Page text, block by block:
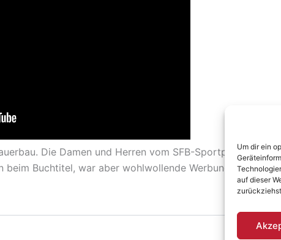
Um dir ein
auf dieser
Die Damen und Herren vom SFB-Sportpalast
beim Buchtitel, war aber wohlwollende Werbung, ein